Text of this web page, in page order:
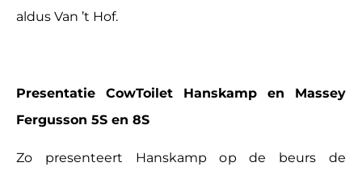
aldus Van ’t Hof.
Presentatie CowToilet Hanskamp en Massey
Fergusson 5S en 8S
Zo presenteert Hanskamp op de beurs de